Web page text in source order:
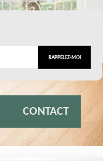
CONTACT